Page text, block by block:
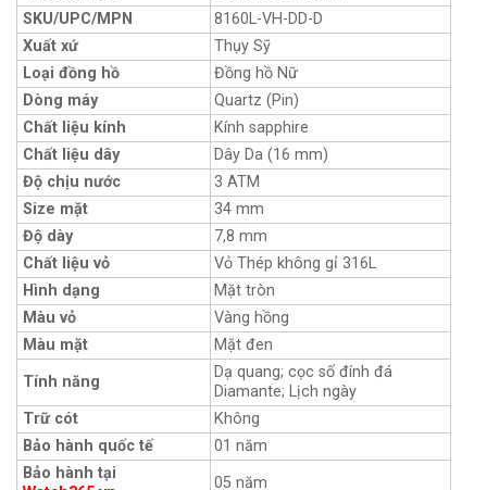
SKU/UPC/MPN
8160L-VH-DD-D
Xuất xứ
Thụy Sỹ
Loại đồng hồ
Đồng hồ Nữ
Dòng máy
Quartz (Pin)
Chất liệu kính
Kính sapphire
Chất liệu dây
Dây Da (16 mm)
Độ chịu nước
3 ATM
Size mặt
34 mm
Độ dày
7,8 mm
Chất liệu vỏ
Vỏ Thép không gỉ 316L
Hình dạng
Mặt tròn
Màu vỏ
Vàng hồng
Màu mặt
Mặt đen
Tính năng
Dạ quang; cọc số đính đá
Diamante; Lịch ngày
Trữ cót
Không
Bảo hành quốc tế
01 năm
Bảo hành tại
05 năm